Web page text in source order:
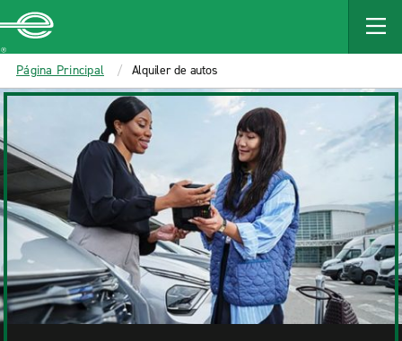
MAIN
CONTENT
Enterprise
Página Principal Alquiler de autos